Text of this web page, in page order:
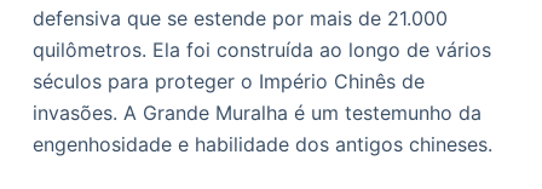
defensiva que se estende por mais de 21.000
quilômetros. Ela foi construída ao longo de vários
séculos para proteger o Império Chinês de
invasões. A Grande Muralha é um testemunho da
engenhosidade e habilidade dos antigos chineses.